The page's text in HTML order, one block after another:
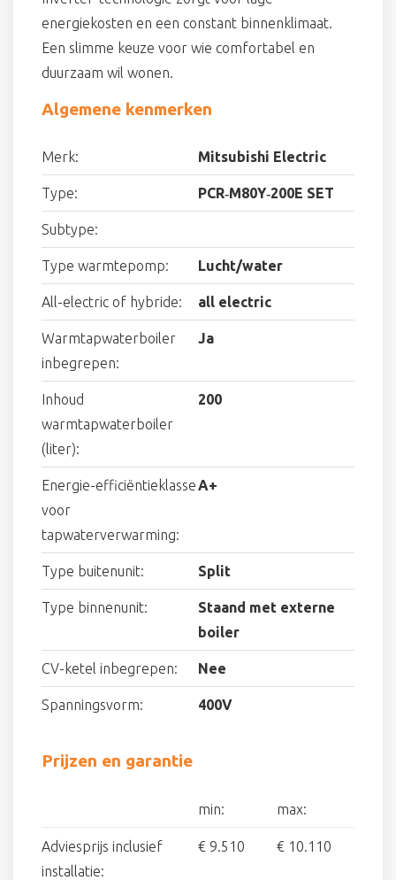
energiekosten en een constant binnenklimaat.
Een slimme keuze voor wie comfortabel en
duurzaam wil wonen.
Algemene kenmerken
Merk: Mitsubishi Electric
Type: PCR‑M80Y‑200E SET
Subtype:
Type warmtepomp: Lucht/water
All-electric of hybride: all electric
Warmtapwaterboiler
inbegrepen:
Ja
Inhoud
warmtapwaterboiler
(liter):
200
Energie-efficiëntieklasse
voor
tapwaterverwarming:
A+
Type buitenunit: Split
Type binnenunit:
Staand met externe
boiler
CV-ketel inbegrepen: Nee
Spanningsvorm: 400V
Prijzen en garantie
min: max:
Adviesprijs inclusief
installatie:
€ 9.510 € 10.110